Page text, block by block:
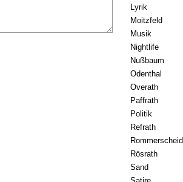
Lyrik
Moitzfeld
Musik
Nightlife
Nußbaum
Odenthal
Overath
Paffrath
Politik
Refrath
Rommerscheid
Rösrath
Sand